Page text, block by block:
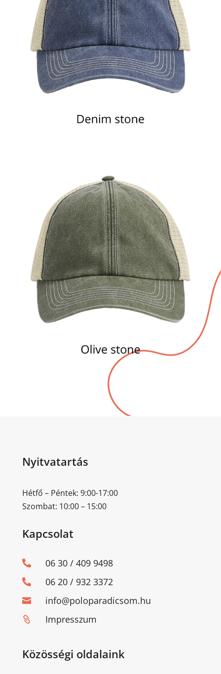
Nyitvatartás
Hétfő – Péntek: 9:00-17:00
Szombat: 10:00 – 15:00
Kapcsolat
 06 30 / 409 9498
 06 20 / 932 3372
 info@poloparadicsom.hu
 Impresszum
Közösségi oldalaink